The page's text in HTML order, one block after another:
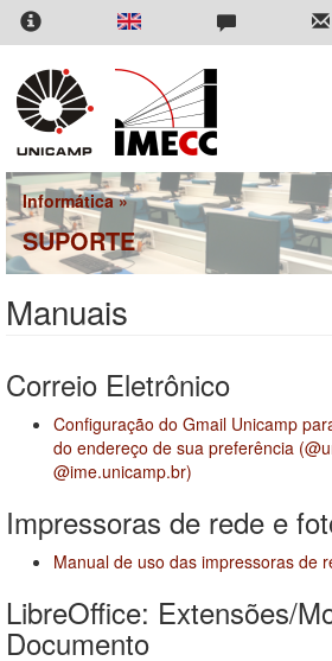
Pular
para
conteúdo
principal
Informática»
SUPORTE
Manuais
Correio Eletrônico
Configuração do Gmail Unicamp
do endereço de sua preferência
@ime.unicamp.br)
Impressoras de rede e
Manual de uso das impressoras de
LibreOffice: Extensões/
Documento